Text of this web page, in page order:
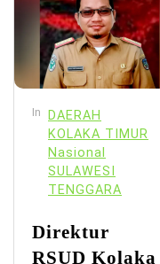
In
DAERAH
KOLAKA TIMUR
Nasional
SULAWESI
TENGGARA
Direktur
RSUD Kolaka